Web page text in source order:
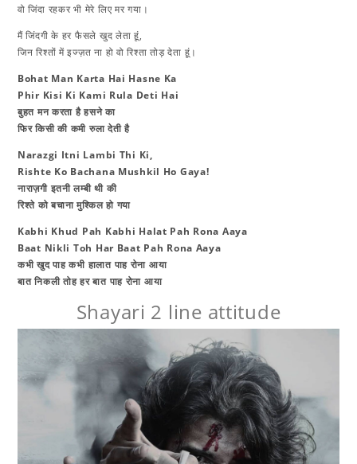
वो जिंदा रहकर भी मेरे लिए मर गया।
मैं जिंदगी के हर फैसले खुद लेता हूं,
जिन रिश्तों में इज्ज़त ना हो वो रिश्ता तोड़ देता हूं।
Bohat Man Karta Hai Hasne Ka
Phir Kisi Ki Kami Rula Deti Hai
​बुहत मन करता है हसने का
फिर किसी की कमी रुला देती है
Narazgi Itni Lambi Thi Ki,
Rishte Ko Bachana Mushkil Ho Gaya!
​नाराज़गी इतनी लम्बी थी की
रिश्ते को बचाना मुश्किल हो गया
Kabhi Khud Pah Kabhi Halat Pah Rona Aaya
Baat Nikli Toh Har Baat Pah Rona Aaya
​कभी खुद पाह कभी हालात पाह रोना आया
बात निकली तोह हर बात पाह रोना आया
Shayari 2 line attitude